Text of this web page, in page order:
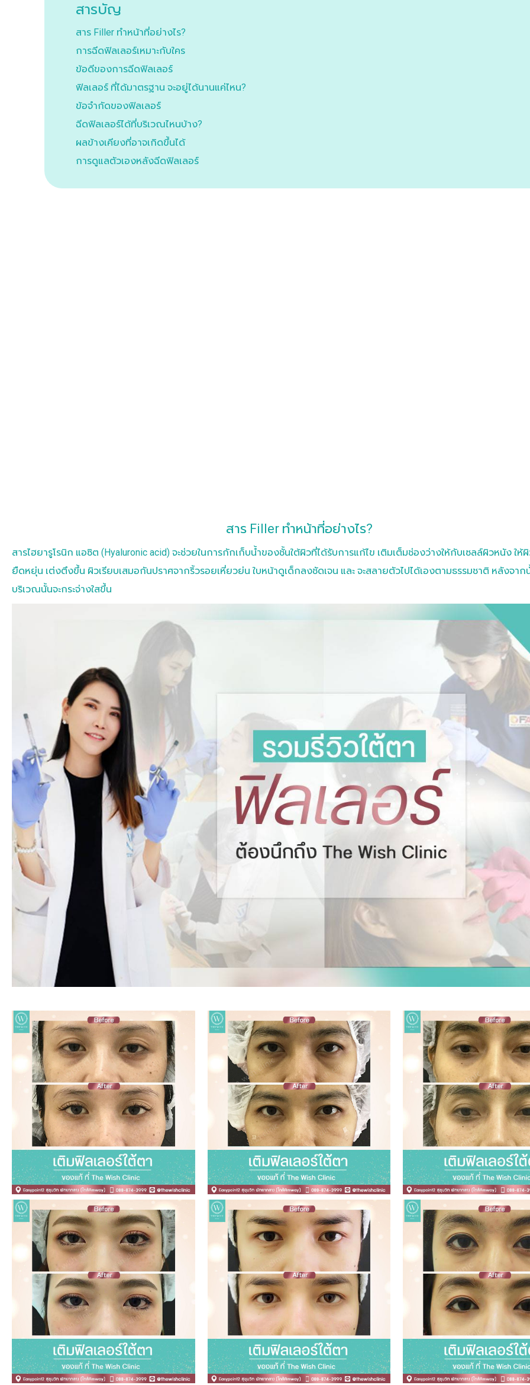
สารบัญ
สาร Filler ทำหน้าที่อย่างไร?
การฉีดฟิลเลอร์เหมาะกับใคร
ข้อดีของการฉีดฟิลเลอร์
ฟิลเลอร์ ที่ได้มาตรฐาน จะอยู่ได้นานแค่ไหน?
ข้อจำกัดของฟิลเลอร์
ฉีดฟิลเลอร์ได้ที่บริเวณไหนบ้าง?
ผลข้างเคียงที่อาจเกิดขึ้นได้
การดูแลตัวเองหลังฉีดฟิลเลอร์
สาร Filler ทำหน้าที่อย่างไร?
สารไฮยารูโรนิก แอซิต (Hyaluronic acid) จะช่วยในการกักเก็บน้ำของชั้นใต้ผิวที่ได้รับการแก้ไข เติมเต็มช่องว่างให้กับเซลล์ผิวหนัง ให้
ยืดหยุ่น เต่งตึงขึ้น ผิวเรียบเสมอกันปราศจากริ้วรอยเหี่ยวย่น ใบหน้าดูเด็กลงชัดเจน และ จะสลายตัวไปได้เองตามธรรมชาติ หลังจาก
บริเวณนั้นจะกระจ่างใสขึ้น